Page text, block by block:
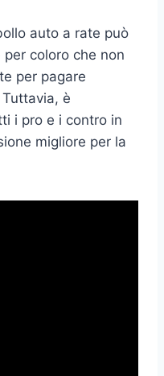
auto a rate può
per coloro che non
per pagare
è
i pro e i contro in
migliore per la